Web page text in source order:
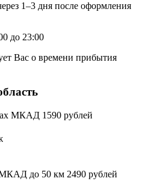
1–3 дня после оформления
до 23:00
Вас о времени прибытия
МКАД 1590 рублей
МКАД до 50 км 2490 рублей